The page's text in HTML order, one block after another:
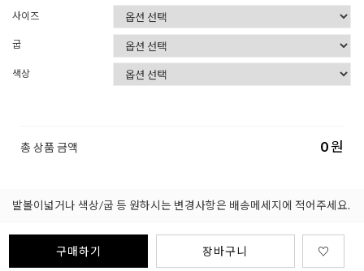
사이즈
굽
색상
총 상품 금액 0원
발볼이넓거나 색상/굽 등 원하시는 변경사항은 배송메세지에 적어주세요.
구매하기 장바구니 ♡